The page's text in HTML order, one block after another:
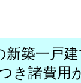
新築一戸
つき諸費